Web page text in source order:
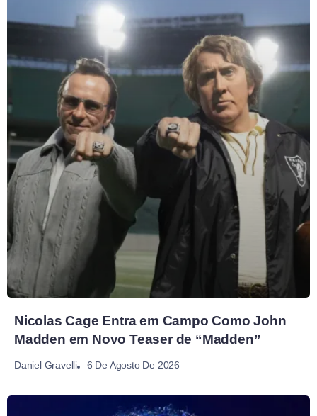
Nicolas Cage Entra em Campo Como John
Madden em Novo Teaser de “Madden”
Daniel Gravelli 6 De Agosto De 2026